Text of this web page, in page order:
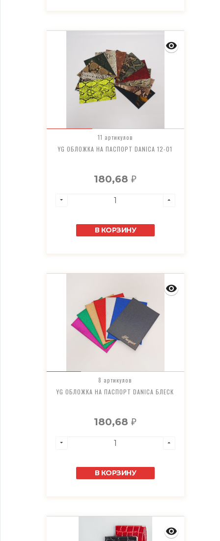
11 артикулов
YG ОБЛОЖКА НА ПАСПОРТ DANICA 12-01
180,68₽
В КОРЗИНУ
8 артикулов
YG ОБЛОЖКА НА ПАСПОРТ DANICA БЛЕСК
180,68₽
В КОРЗИНУ